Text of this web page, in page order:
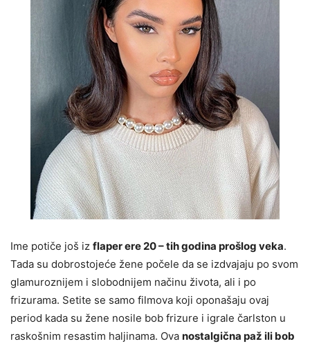
Ime potiče još iz flaper ere 20 – tih godina prošlog veka.
Tada su dobrostojeće žene počele da se izdvajaju po svom
glamuroznijem i slobodnijem načinu života, ali i po
frizurama. Setite se samo filmova koji oponašaju ovaj
period kada su žene nosile bob frizure i igrale čarlston u
raskošnim resastim haljinama. Ova nostalgična paž ili bob